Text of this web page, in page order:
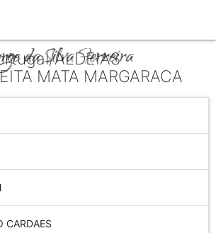
ALDEIAS
MATA MARGARACA
CARDAES